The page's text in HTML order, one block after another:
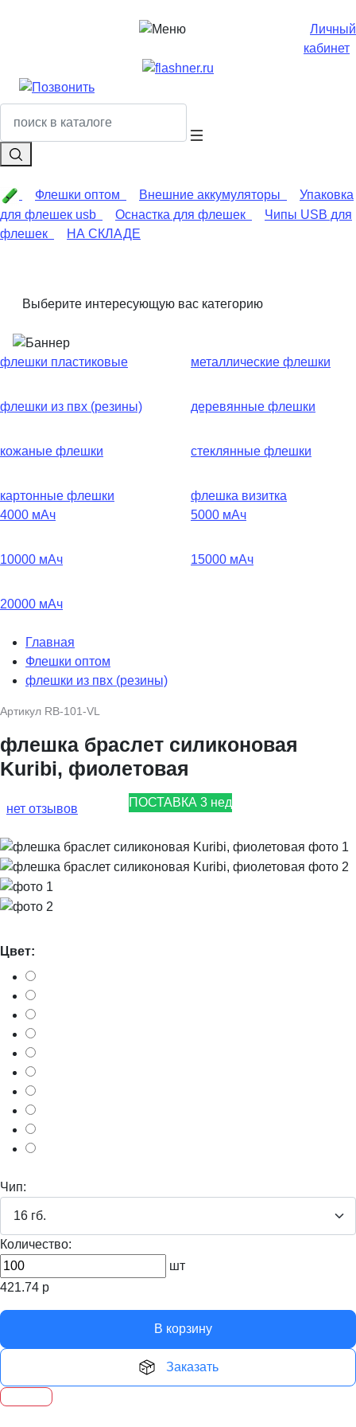
Личный
кабинет
Флешки оптом Внешние аккумуляторы
Упаковка
для флешек usb
Оснастка для флешек
Чипы USB для
флешек
НА СКЛАДЕ
Выберите интересующую вас категорию
флешки пластиковые металлические флешки
флешки из пвх (резины) деревянные флешки
кожаные флешки стеклянные флешки
картонные флешки
флешка визитка
4000 мАч
5000 мАч
10000 мАч 15000 мАч
20000 мАч
Главная
Флешки оптом
флешки из пвх (резины)
Артикул RB-101-VL
флешка браслет силиконовая
Kuribi, фиолетовая
нет отзывов ПОСТАВКА 3 нед
Цвет:
Чип:
Количество:
шт
421.74 р
В корзину
Заказать